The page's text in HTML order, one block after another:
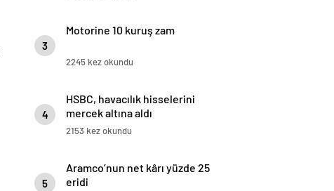
3
Motorine 10 kuruş zam
2245 kez okundu
4
HSBC, havacılık hisselerini
mercek altına aldı
2153 kez okundu
5
Aramco’nun net kârı yüzde 25
eridi